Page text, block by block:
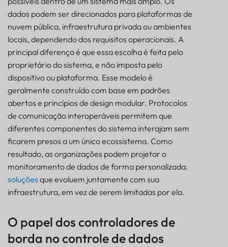
dados podem ser direcionados para plataformas de
nuvem pública, infraestrutura privada ou ambientes
locais, dependendo dos requisitos operacionais. A
principal diferença é que essa escolha é feita pelo
proprietário do sistema, e não imposta pelo
dispositivo ou plataforma. Esse modelo é
geralmente construído com base em padrões
abertos e princípios de design modular. Protocolos
de comunicação interoperáveis permitem que
diferentes componentes do sistema interajam sem
ficarem presos a um único ecossistema. Como
resultado, as organizações podem projetar o
monitoramento de dados de forma personalizada.
soluções que evoluem juntamente com sua
infraestrutura, em vez de serem limitadas por ela.
O papel dos controladores de
borda no controle de dados